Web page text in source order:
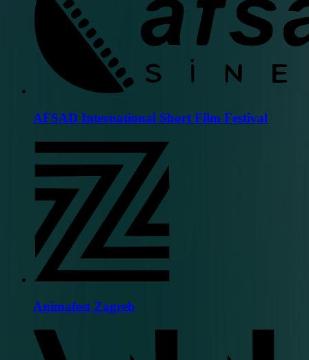
AFSAD International Short Film Festival
Animafest Zagreb